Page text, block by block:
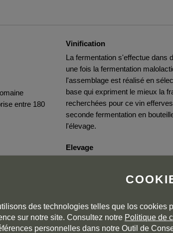
entre 180
Vinification
La fermentation s'effectue dans
une fois la fermentation
l'assemblage est réalisé en
base qui expriment le mieux la
recherchées pour ce vin
seconde fermentation en
l'élevage.
Elevage
résiduel de 9,7 grammes par litre
des technologies telles que los cookies
sur notre site. Consultez notre Politique de
personnelles dans notre Outil de